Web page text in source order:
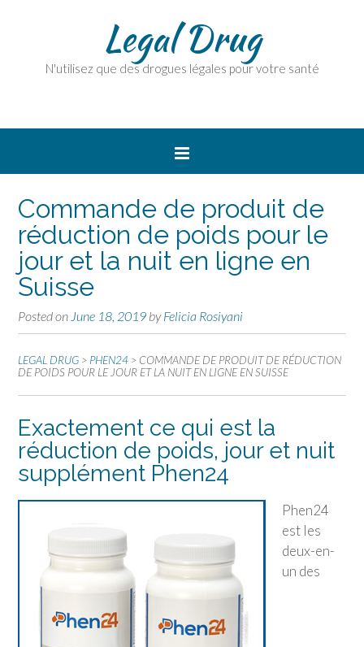
Legal Drug
N'utilisez que des drogues légales pour votre santé
Commande de produit de
réduction de poids pour le
jour et la nuit en ligne en
Suisse
Posted on June 18, 2019 byFelicia Rosiyani
LEGAL DRUG > PHEN24 > COMMANDE DE PRODUIT DE RÉDUCTION
DE POIDS POUR LE JOUR ET LA NUIT EN LIGNE EN SUISSE
Exactement ce qui est la
réduction de poids, jour et nuit
supplément Phen24
Phen24
est les
deux-en-
un des